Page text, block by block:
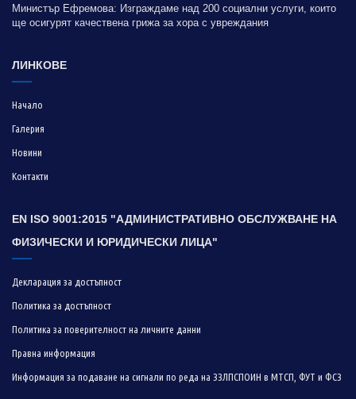
Министър Ефремова: Изграждаме над 200 социални услуги, които
ще осигурят качествена грижа за хора с увреждания
ЛИНКОВЕ
Начало
Галерия
Новини
Контакти
EN ISO 9001:2015 "АДМИНИСТРАТИВНО ОБСЛУЖВАНЕ НА
ФИЗИЧЕСКИ И ЮРИДИЧЕСКИ ЛИЦА"
Декларация за достъпност
Политика за достъпност
Политика за поверителност на личните данни
Правна информация
Информация за подаване на сигнали по реда на ЗЗЛПСПОИН в МТСП, ФУТ и ФСЗ